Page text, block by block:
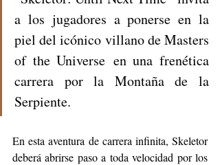
a los jugadores a ponerse en la
piel del icónico villano de Masters
of the Universe en una frenética
carrera por la Montaña de la
Serpiente.
En esta aventura de carrera infinita, Skeletor
deberá abrirse paso a toda velocidad por los